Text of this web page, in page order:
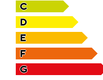
C
D
E
F
G